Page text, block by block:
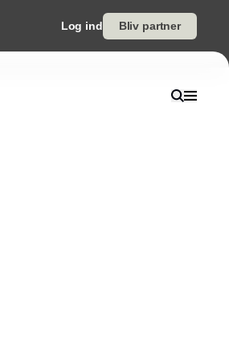
Log ind Bliv partner